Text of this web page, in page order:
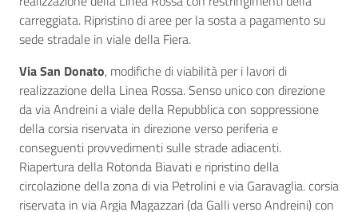
carreggiata. Ripristino di aree per la sosta a pagamento su
sede stradale in viale della Fiera.
Via San Donato, modifiche di viabilità per i lavori di
realizzazione della Linea Rossa. Senso unico con direzione
da via Andreini a viale della Repubblica con soppressione
della corsia riservata in direzione verso periferia e
conseguenti provvedimenti sulle strade adiacenti.
Riapertura della Rotonda Biavati e ripristino della
circolazione della zona di via Petrolini e via Garavaglia. corsia
riservata in via Argia Magazzari (da Galli verso Andreini) con